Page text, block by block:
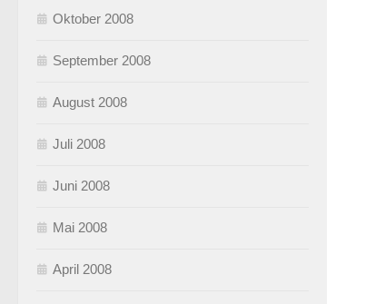
Oktober 2008
September 2008
August 2008
Juli 2008
Juni 2008
Mai 2008
April 2008